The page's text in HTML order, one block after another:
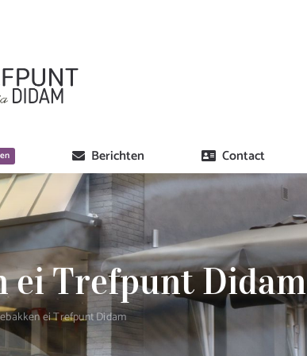
Berichten Contact
ei Trefpunt Didam
ei Trefpunt Didam